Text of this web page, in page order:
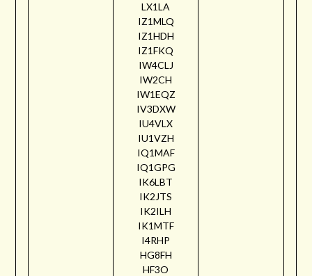
LX1LA
IZ1MLQ
IZ1HDH
IZ1FKQ
IW4CLJ
IW2CH
IW1EQZ
IV3DXW
IU4VLX
IU1VZH
IQ1MAF
IQ1GPG
IK6LBT
IK2JTS
IK2ILH
IK1MTF
I4RHP
HG8FH
HF3O